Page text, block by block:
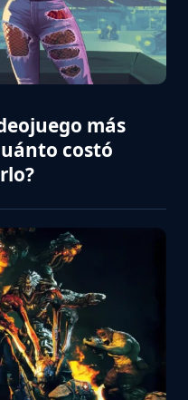
más
costó